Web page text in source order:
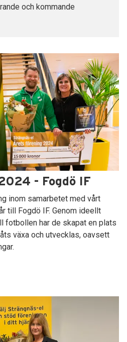
och kommande
- Fogdö IF
inom samarbetet med vårt
till Fogdö IF. Genom ideellt
fotbollen har de skapat en plats
växa och utvecklas, oavsett